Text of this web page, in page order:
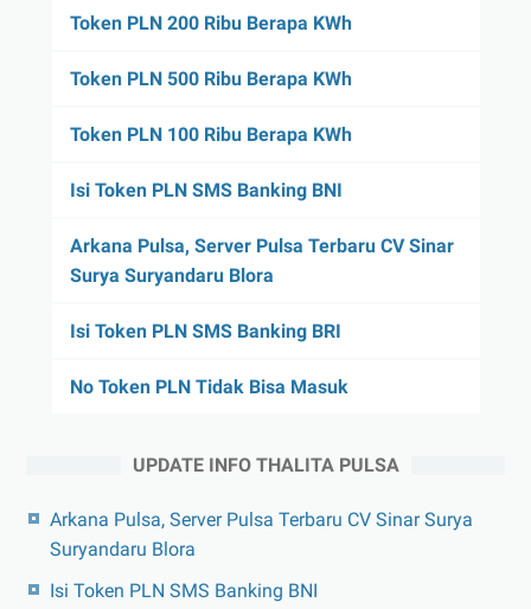
Token PLN 200 Ribu Berapa KWh
Token PLN 500 Ribu Berapa KWh
Token PLN 100 Ribu Berapa KWh
Isi Token PLN SMS Banking BNI
Arkana Pulsa, Server Pulsa Terbaru CV Sinar
Surya Suryandaru Blora
Isi Token PLN SMS Banking BRI
No Token PLN Tidak Bisa Masuk
UPDATE INFO THALITA PULSA
Arkana Pulsa, Server Pulsa Terbaru CV Sinar Surya
Suryandaru Blora
Isi Token PLN SMS Banking BNI